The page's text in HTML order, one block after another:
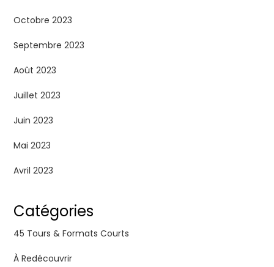
Octobre 2023
Septembre 2023
Août 2023
Juillet 2023
Juin 2023
Mai 2023
Avril 2023
Catégories
45 Tours & Formats Courts
À Redécouvrir